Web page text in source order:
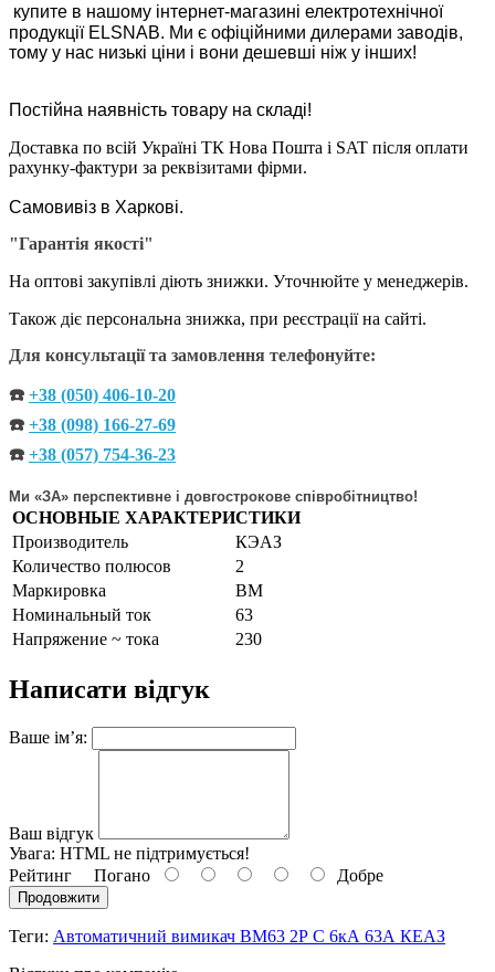
купите в нашому інтернет-магазині електротехнічної
продукції ELSNAB. Ми є офіційними дилерами заводів,
тому у нас низькі ціни і вони дешевші ніж у інших!
Постійна наявність товару на складі!
Доставка по всій Україні ТК Нова Пошта і SAT після оплати
рахунку-фактури за реквізитами фірми.
Самовивіз в Харкові.
"Гарантія якості"
На оптові закупівлі діють знижки. Уточнюйте у менеджерів.
Також діє персональна знижка, при реєстрації на сайті.
Для консультації та замовлення телефонуйте:
☎️ +38 (050) 406-10-20
☎️ +38 (098) 166-27-69
☎️ +38 (057) 754-36-23
Ми «ЗА» перспективне і довгострокове співробітництво!
ОСНОВНЫЕ ХАРАКТЕРИСТИКИ
Производитель
КЭАЗ
Количество полюсов
2
Маркировка
ВМ
Номинальный ток
63
Напряжение ~ тока
230
Написати відгук
Ваше ім’я:
Ваш відгук
Увага: HTML не підтримується!
Рейтинг Погано Добре
Продовжити
Теги: Автоматичний вимикач ВМ63 2Р С 6кА 63А КЕАЗ